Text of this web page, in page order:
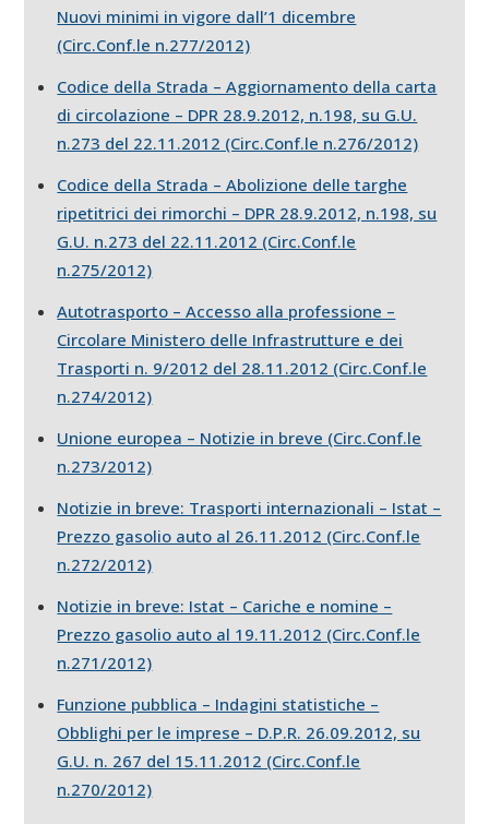
Nuovi minimi in vigore dall’1 dicembre
(Circ.Conf.le n.277/2012)
Codice della Strada – Aggiornamento della carta
di circolazione – DPR 28.9.2012, n.198, su G.U.
n.273 del 22.11.2012 (Circ.Conf.le n.276/2012)
Codice della Strada – Abolizione delle targhe
ripetitrici dei rimorchi – DPR 28.9.2012, n.198, su
G.U. n.273 del 22.11.2012 (Circ.Conf.le
n.275/2012)
Autotrasporto – Accesso alla professione –
Circolare Ministero delle Infrastrutture e dei
Trasporti n. 9/2012 del 28.11.2012 (Circ.Conf.le
n.274/2012)
Unione europea – Notizie in breve (Circ.Conf.le
n.273/2012)
Notizie in breve: Trasporti internazionali – Istat –
Prezzo gasolio auto al 26.11.2012 (Circ.Conf.le
n.272/2012)
Notizie in breve: Istat – Cariche e nomine –
Prezzo gasolio auto al 19.11.2012 (Circ.Conf.le
n.271/2012)
Funzione pubblica – Indagini statistiche –
Obblighi per le imprese – D.P.R. 26.09.2012, su
G.U. n. 267 del 15.11.2012 (Circ.Conf.le
n.270/2012)